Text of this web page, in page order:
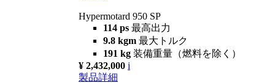
Hypermotard 950 SP
114 ps 最高出力
9.8 kgm 最大トルク
191 kg 装備重量（燃料を除く）
¥ 2,432,000 i
製品詳細